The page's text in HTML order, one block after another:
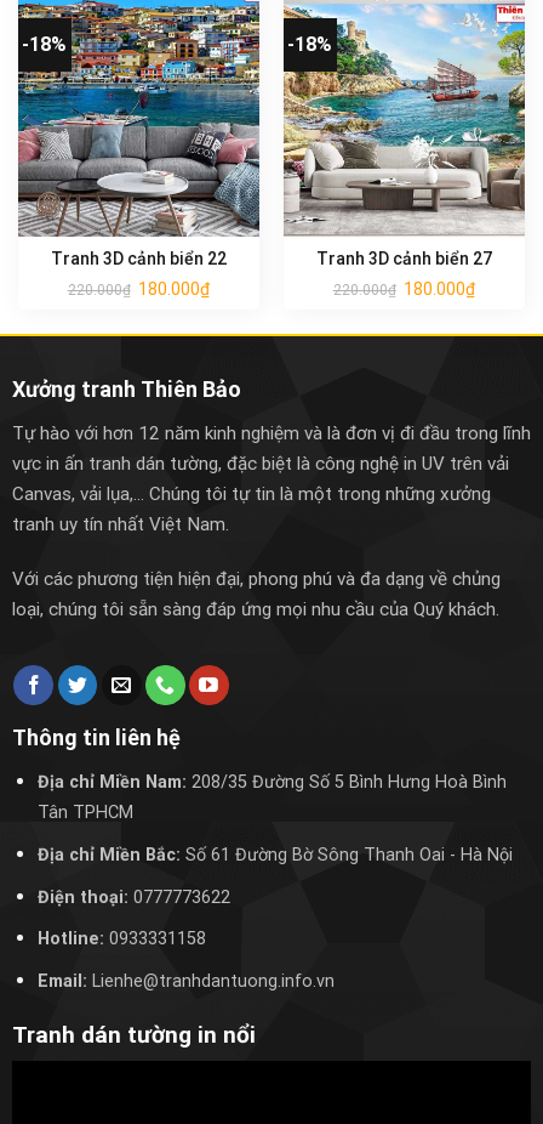
-18%
Tranh 3D cảnh biển 22
220.000₫ 180.000₫
-18%
Tranh 3D cảnh biển 27
220.000₫ 180.000₫
Xưởng tranh Thiên Bảo
Tự hào với hơn 12 năm kinh nghiệm và là đơn vị đi đầu trong lĩnh
vực in ấn tranh dán tường, đặc biệt là công nghệ in UV trên vải
Canvas, vải lụa,... Chúng tôi tự tin là một trong những xưởng
tranh uy tín nhất Việt Nam.
Với các phương tiện hiện đại, phong phú và đa dạng về chủng
loại, chúng tôi sẵn sàng đáp ứng mọi nhu cầu của Quý khách.
Thông tin liên hệ
Địa chỉ Miền Nam: 208/35 Đường Số 5 Bình Hưng Hoà Bình
Tân TPHCM
Địa chỉ Miền Bắc: Số 61 Đường Bờ Sông Thanh Oai - Hà Nội
Điện thoại: 0777773622
Hotline: 0933331158
Email: Lienhe@tranhdantuong.info.vn
Tranh dán tường in nổi